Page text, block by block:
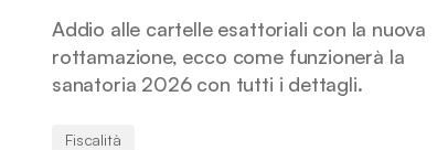
Addio alle cartelle esattoriali con la nuova
rottamazione, ecco come funzionerà la
sanatoria 2026 con tutti i dettagli.
Fiscalità